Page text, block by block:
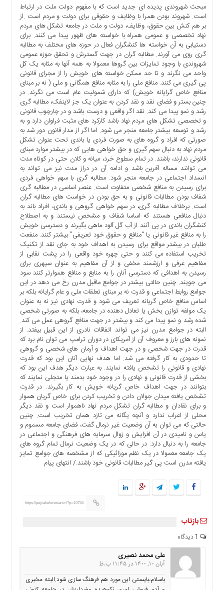
مبحث شهروندی پدیده ای جدید است که با مفهوم دولت ملت در ارتباط
است. شهروند بودن همرا با وظایف و حقوقی برای دولت و مردم است .از
بر هم کنش بین حقوق، وظایف، دولت و ملت در جامعه تشکل های مردم
نهاد تخصصی و عمومی همراه با خواسته های ظهور پیدا می کنند. برای
دستیابی به آن خواسته ها کنشگران فعال در حوزه های مختلف به مطالبه
گری روی می آورند. مطالبه گران در جهت گسترش و تحقق حوزه عمومی
شهروندی با وجود تمایزات بین گروها معمولا به همه آنها به مثابه یک کل
واحد می نگرند و تا حد ممکن خواسته های خویش را از مجرای قانونی
پی گیری می کنند. منافع ملی را به مثابه منافع همگانی و ملی ( نه بر مبنای
منافع خاص گرایانه خویش) که دارای شمولیت عام است می نگرند. در
چنین بستر و فضای نقد و نقد کردن به عنوان یک جز لاینفک، مطالبه گری
رشد و نمو پیدا می کند. نقد اگر واقعی و درست باشد و در چارچوب قانونی
و تخصصی تشکل های مردم نهاد باشد کارکرد های مثبت فراوان دارد و به
رشد و توسعه بیشتر جامعه منجر می شود. اما اگر از مدار قانون دور شد به
صورتی که افراد و گروه های به صورت فردی یا باندی تحت عنوان تشکل
مردم نهاد به دنبال سهم گیری و حق خواهی هایی که در بیشتر موارد مبنای
قانونی ندارند، باشند. در تمام سطوح خرد، میانه و کلان حتی در کوتاه مدت
می توانند مساله آفرین باشد و ادامه آن در دراز مدت نیز می تواند به
انسداد اجتماعی در جامعه منجر شود. مطالبه گری با سهم خواهی فردی
برای رسیدن به منافع شخصی متفاوت است. عنصر اساسی در مطالبه گری
شفاف بودن مطالبات قانونی و به حق بودن در خواست های مطالبه گران
است. برخلاف مطالبه گری، در سهم خواهی گروهی و باندی، افراد باند به
دنبال منافعی هستند که اساسا شفاف و مشخص نیستند و به اصطلاح
کنشگران باندی در پی آنند از آب گل آلود ماهی بگیرند و دسترسی خویش
را به منافع غیر قانونی یا “منافع و حقوق خود تعریفی” بیشتر کنند. منفعت
طلبان در بیشتر مواقع برای رسیدن به اهداف خود به جای نقد از تکنیک
تخریب استفاده می کنند و حتی چهره خود واقعی را در پشت نقابی از
مفاهیم عرفی و ارزشمند مخفی و از آن مفاهیم به عنوان سپهری برای
رسیدن به اهدافی که دسترسی آنان را به منابع و منافع هموارتر کنند سود
می جویند. چنین حالتی بیشتر در جوامع ماقبل مدرن رخ می دهد در این
جوامع روابط اجتماعی و قدرت نه بر مبنای تعلقات ملی و عام گرایانه بلکه بر
اساس منافع خاص گریانه تعریف می شود و قدرت نهادی نیز نه به عنوان
یک مولفه توازن بخش یا تعادل دهنده در جامعه، بلکه به صورتی شخصی
شده رشد و نمو پیدا می کند و بیشتر در جهت منافع گروهی عمل می کند.
البته در جوامع مدرن نیز می تواند اتفاقات نادری از این قبیل بیفتد. از
نمونه های بارز و معروف آن از آمریکای در دوران ترامپ می توان نام برد که
قدرت در جهت شخصی و در جهت اهداف و آرمان های شخصی و گروهی
تا حدودی به کار گرفته می شد. اما هدف نهایی آنان این بود که قدرت
نهادی و قانونی را تشخص یافته نمایند. به عبارت دیگر هدف این بود که
بخشی از قدرت قانونی و نهادی را در وجود خود بدمند یا متجلی نمایند که
بتوانند در جهت اهداف خاص گریانه خویش به کار بگیرند. در قدرت
تشخص یافته میدان جولان دادن و تخریب کردن برای خاص گریان هموار
و برای نقادان و مطالبه گران تشکل مردم نهاد ناهموار است و نقد دیگر
محلی از اعراب ندارد و آنچه یگانه می تازد همان تخریب است. چنین
حالتی که می توان به آن وضعیت غیر نرمال گفت، فضای جامعه مسموم و
یاس و نامیدی در آن افزایش و زوال سرمایه های فرهنگی و اجتماعی در
جامعه را به دنبال دارد. در حالی که در یک وضعیت نرمال تمام گروه های
یک جامعه معمولا در یک نظم موزائیکی که از مشخصه های جوامع تمایز
یافته مدرن است پی گیر مطالبات قانونی خود باشند./ انتهای پیام
https://pejvakelorestan.ir/?p=10754
بازتاب
علی محمد نصیری
آبان 10, 1400 در 11:45 ب.ظ
باسلام،بایستی این مورد هم فرهنگ سازی شود.البته مخبری